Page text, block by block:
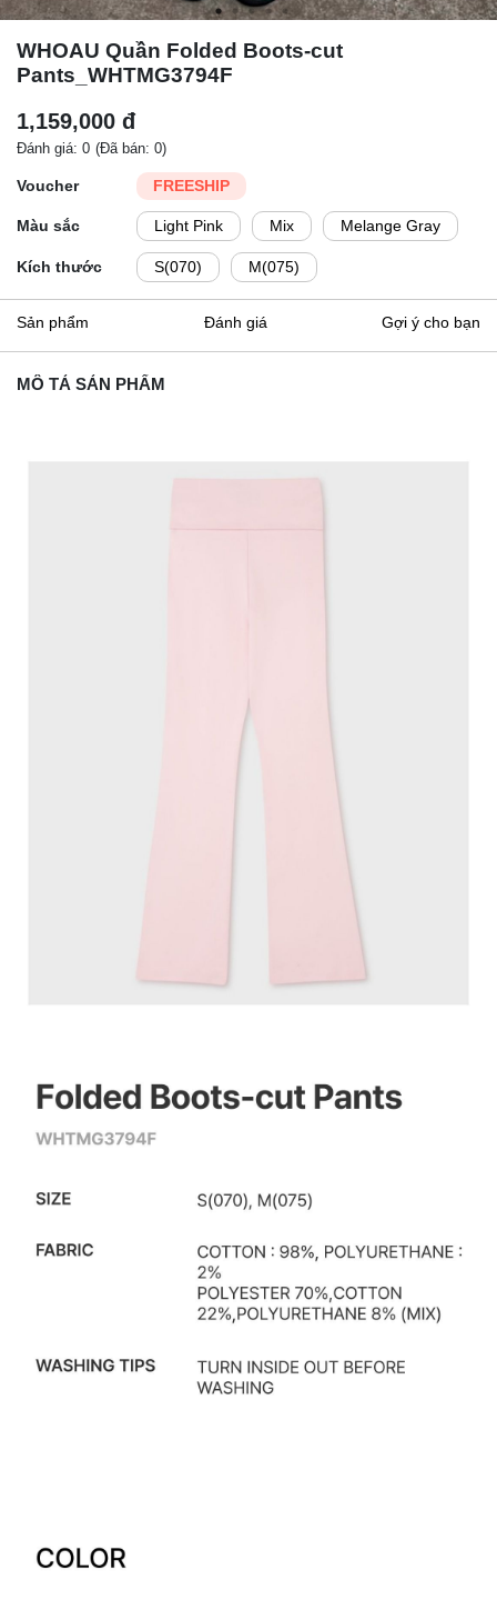
WHOAU Quần Folded Boots-cut
Pants_WHTMG3794F
1,159,000 đ
Đánh giá: 0 (Đã bán: 0)
Voucher FREESHIP
Màu sắc Light Pink Mix Melange Gray
Kích thước S(070) M(075)
Sản phẩm Đánh giá Gợi ý cho bạn
MÔ TẢ SẢN PHẨM